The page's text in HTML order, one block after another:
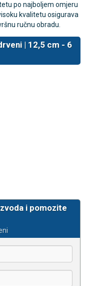
po najboljem omjeru
kvalitetu osigurava
ručnu obradu.
| 12,5 cm - 6
i pomozite